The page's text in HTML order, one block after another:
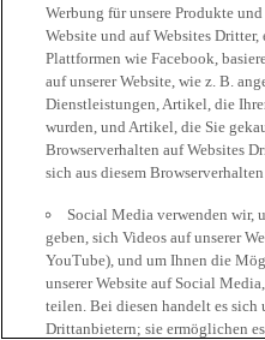
Werbung für unsere Produkte
Website und auf Websites
Plattformen wie Facebook,
auf unserer Website, wie z. B.
Dienstleistungen, Artikel, die
wurden, und Artikel, die Sie
Browserverhalten auf Websites
sich aus diesem
Social Media verwenden wir,
geben, sich Videos auf unserer
YouTube), und um Ihnen die
unserer Website auf Social
teilen. Bei diesen handelt es
Drittanbietern; sie ermöglichen